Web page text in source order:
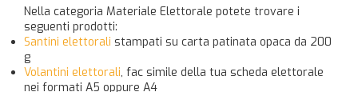
Nella categoria Materiale Elettorale potete trovare i
seguenti prodotti:
Santini elettorali stampati su carta patinata opaca da 200
g
Volantini elettorali, fac simile della tua scheda elettorale
nei formati A5 oppure A4